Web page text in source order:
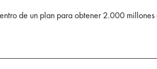
de un plan para obtener 2.000